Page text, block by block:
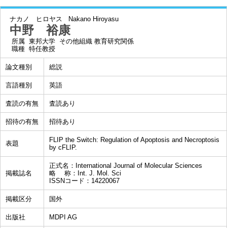
ナカノ ヒロヤス Nakano Hiroyasu
中野 裕康
所属 東邦大学 その他組織 教育研究関係
職種 特任教授
論文種別 総説
言語種別 英語
査読の有無 査読あり
招待の有無 招待あり
表題
FLIP the Switch: Regulation of Apoptosis and Necroptosis
by cFLIP.
掲載誌名
正式名：International Journal of Molecular Sciences
略 称：Int. J. Mol. Sci
ISSNコード：14220067
掲載区分 国外
出版社 MDPI AG